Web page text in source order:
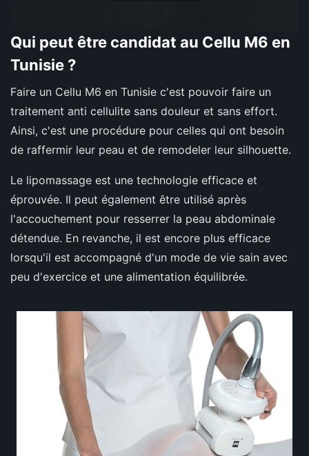
Qui peut être candidat au Cellu M6 en
Tunisie ?
Faire un Cellu M6 en Tunisie c'est pouvoir faire un
traitement anti cellulite sans douleur et sans effort.
Ainsi, c'est une procédure pour celles qui ont besoin
de raffermir leur peau et de remodeler leur silhouette.
Le lipomassage est une technologie efficace et
éprouvée. Il peut également être utilisé après
l'accouchement pour resserrer la peau abdominale
détendue. En revanche, il est encore plus efficace
lorsqu'il est accompagné d'un mode de vie sain avec
peu d'exercice et une alimentation équilibrée.